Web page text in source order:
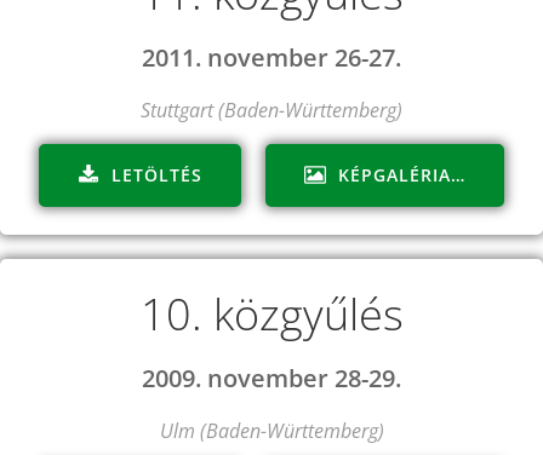
2011. november 26-27.
Stuttgart (Baden-Württemberg)
LETÖLTÉS KÉPGALÉRIA…
10. közgyűlés
2009. november 28-29.
Ulm (Baden-Württemberg)